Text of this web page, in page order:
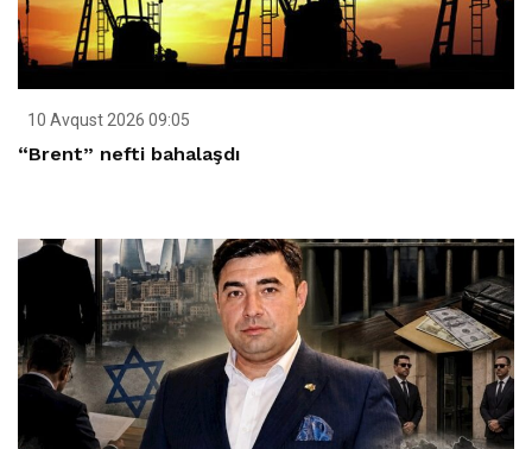
10 Avqust 2026 09:05
“Brent” nefti bahalaşdı